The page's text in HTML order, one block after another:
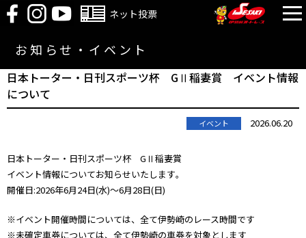
ネット投票
お知らせ・イベント
日本トーター・日刊スポーツ杯 GⅡ稲妻賞 イベント情報
について
イベント 2026.06.20
日本トーター・日刊スポーツ杯 GⅡ稲妻賞
イベント情報についてお知らせいたします｡
開催日:2026年6月24日(水)～6月28日(日)
※イベント開催時間については、全て伊勢崎のレース時間です
※未確定車券については、全て伊勢崎の車券を対象とします